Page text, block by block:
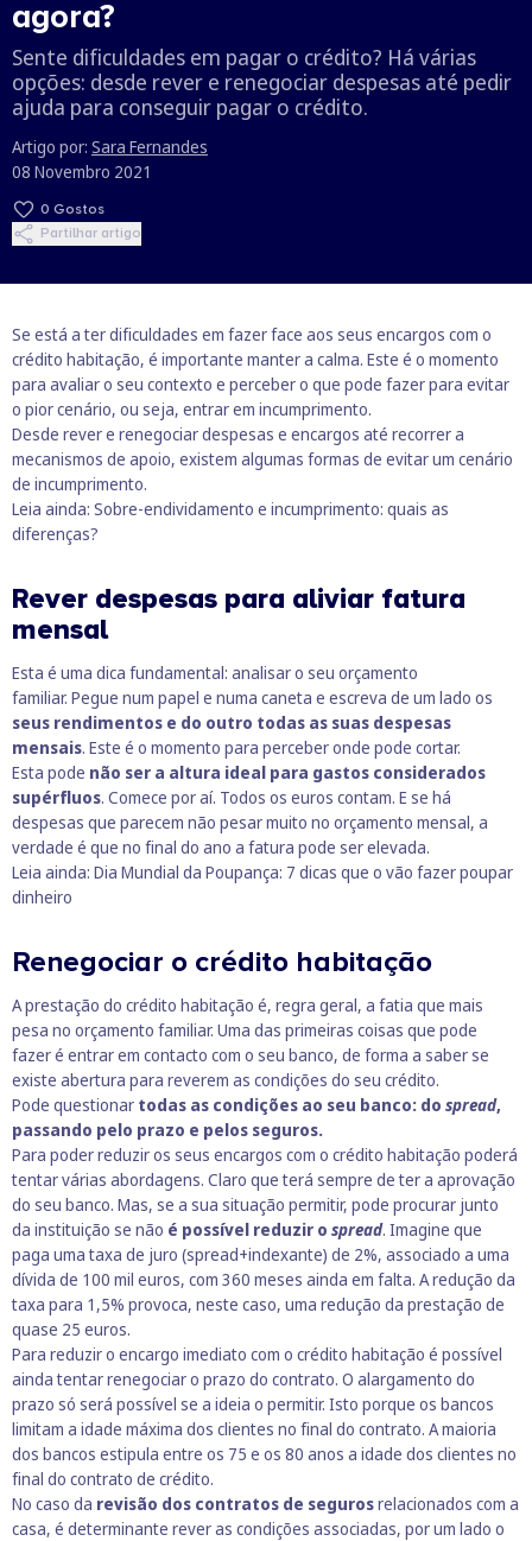
agora?
Sente dificuldades em pagar o crédito? Há várias
opções: desde rever e renegociar despesas até pedir
ajuda para conseguir pagar o crédito.
Artigo por: Sara Fernandes
08 Novembro 2021
0 Gostos
Partilhar artigo
Se está a ter dificuldades em fazer face aos seus encargos com o
crédito habitação, é importante manter a calma. Este é o momento
para avaliar o seu contexto e perceber o que pode fazer para evitar
o pior cenário, ou seja, entrar em incumprimento.
Desde rever e renegociar despesas e encargos até recorrer a
mecanismos de apoio, existem algumas formas de evitar um cenário
de incumprimento.
Leia ainda: Sobre-endividamento e incumprimento: quais as
diferenças?
Rever despesas para aliviar fatura
mensal
Esta é uma dica fundamental: analisar o seu orçamento
familiar. Pegue num papel e numa caneta e escreva de um lado os
seus rendimentos e do outro todas as suas despesas
mensais. Este é o momento para perceber onde pode cortar.
Esta pode não ser a altura ideal para gastos considerados
supérfluos. Comece por aí. Todos os euros contam. E se há
despesas que parecem não pesar muito no orçamento mensal, a
verdade é que no final do ano a fatura pode ser elevada.
Leia ainda: Dia Mundial da Poupança: 7 dicas que o vão fazer poupar
dinheiro
Renegociar o crédito habitação
A prestação do crédito habitação é, regra geral, a fatia que mais
pesa no orçamento familiar. Uma das primeiras coisas que pode
fazer é entrar em contacto com o seu banco, de forma a saber se
existe abertura para reverem as condições do seu crédito.
Pode questionar todas as condições ao seu banco: do spread,
passando pelo prazo e pelos seguros.
Para poder reduzir os seus encargos com o crédito habitação poderá
tentar várias abordagens. Claro que terá sempre de ter a aprovação
do seu banco. Mas, se a sua situação permitir, pode procurar junto
da instituição se não é possível reduzir o spread. Imagine que
paga uma taxa de juro (spread+indexante) de 2%, associado a uma
dívida de 100 mil euros, com 360 meses ainda em falta. A redução da
taxa para 1,5% provoca, neste caso, uma redução da prestação de
quase 25 euros.
Para reduzir o encargo imediato com o crédito habitação é possível
ainda tentar renegociar o prazo do contrato. O alargamento do
prazo só será possível se a ideia o permitir. Isto porque os bancos
limitam a idade máxima dos clientes no final do contrato. A maioria
dos bancos estipula entre os 75 e os 80 anos a idade dos clientes no
final do contrato de crédito.
No caso da revisão dos contratos de segurosrelacionados com a
casa, é determinante rever as condições associadas, por um lado o